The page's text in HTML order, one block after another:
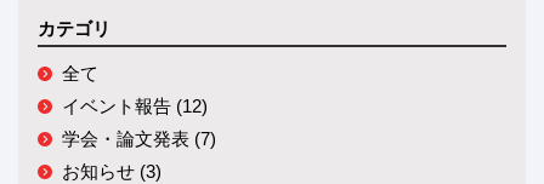
カテゴリ
全て
イベント報告 (12)
学会・論文発表 (7)
お知らせ (3)